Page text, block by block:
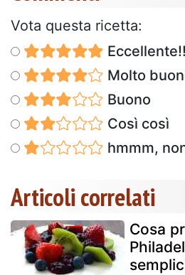
Vota questa ricetta:
Molto
Buono
Così così
hmmm,
Articoli correlati
Cosa